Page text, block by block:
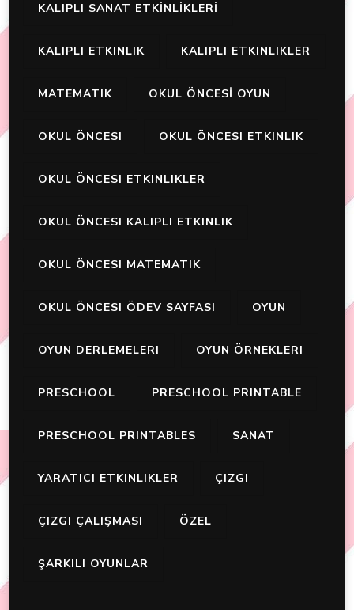
KALIPLI SANAT ETKİNLİKLERİ
KALIPLI ETKINLIK KALIPLI ETKINLIKLER
MATEMATIK OKUL ÖNCESİ OYUN
OKUL ÖNCESI OKUL ÖNCESI ETKINLIK
OKUL ÖNCESI ETKINLIKLER
OKUL ÖNCESI KALIPLI ETKINLIK
OKUL ÖNCESI MATEMATIK
OKUL ÖNCESI ÖDEV SAYFASI OYUN
OYUN DERLEMELERI OYUN ÖRNEKLERI
PRESCHOOL PRESCHOOL PRINTABLE
PRESCHOOL PRINTABLES SANAT
YARATICI ETKINLIKLER ÇIZGI
ÇIZGI ÇALIŞMASI ÖZEL
ŞARKILI OYUNLAR